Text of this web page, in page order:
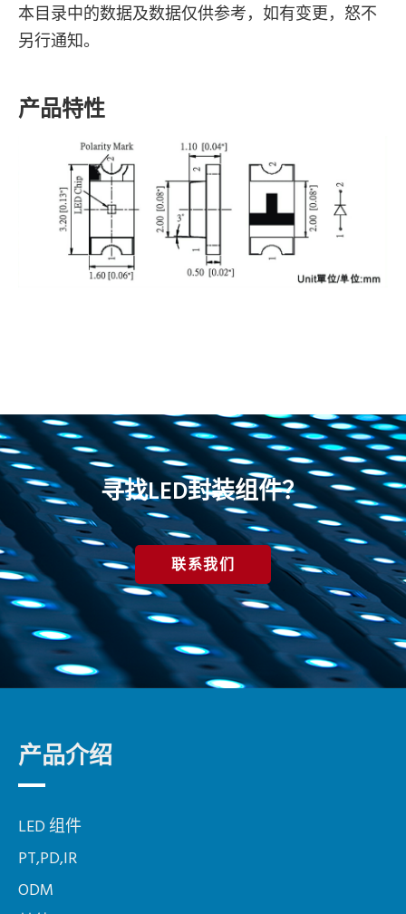
本目录中的数据及数据仅供参考，如有变更，怒不
另行通知。
产品特性
寻找LED封装组件？
联系我们
产品介绍
LED 组件
PT,PD,IR
ODM